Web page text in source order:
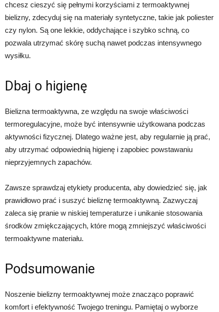
chcesz cieszyć się pełnymi korzyściami z termoaktywnej
bielizny, zdecyduj się na materiały syntetyczne, takie jak poliester
czy nylon. Są one lekkie, oddychające i szybko schną, co
pozwala utrzymać skórę suchą nawet podczas intensywnego
wysiłku.
Dbaj o higienę
Bielizna termoaktywna, ze względu na swoje właściwości
termoregulacyjne, może być intensywnie użytkowana podczas
aktywności fizycznej. Dlatego ważne jest, aby regularnie ją prać,
aby utrzymać odpowiednią higienę i zapobiec powstawaniu
nieprzyjemnych zapachów.
Zawsze sprawdzaj etykiety producenta, aby dowiedzieć się, jak
prawidłowo prać i suszyć bieliznę termoaktywną. Zazwyczaj
zaleca się pranie w niskiej temperaturze i unikanie stosowania
środków zmiękczających, które mogą zmniejszyć właściwości
termoaktywne materiału.
Podsumowanie
Noszenie bielizny termoaktywnej może znacząco poprawić
komfort i efektywność Twojego treningu. Pamiętaj o wyborze